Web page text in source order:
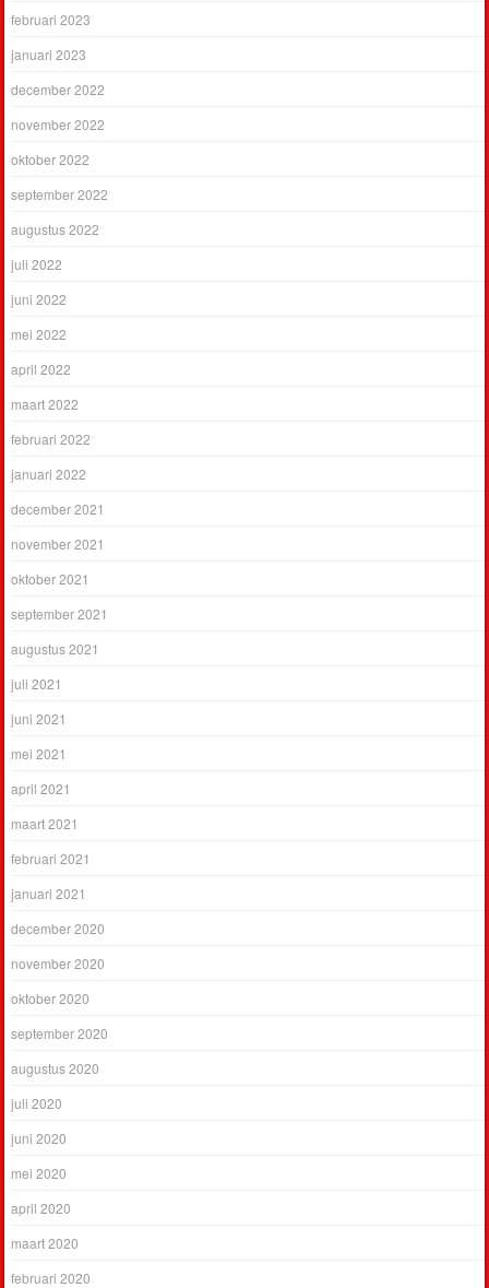
februari 2023
januari 2023
december 2022
november 2022
oktober 2022
september 2022
augustus 2022
juli 2022
juni 2022
mei 2022
april 2022
maart 2022
februari 2022
januari 2022
december 2021
november 2021
oktober 2021
september 2021
augustus 2021
juli 2021
juni 2021
mei 2021
april 2021
maart 2021
februari 2021
januari 2021
december 2020
november 2020
oktober 2020
september 2020
augustus 2020
juli 2020
juni 2020
mei 2020
april 2020
maart 2020
februari 2020